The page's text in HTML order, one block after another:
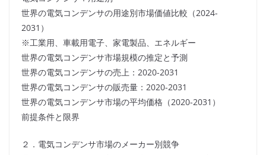
世界の電気コンデンサの用途別市場価値比較（2024-
2031）
※工業用、車載用電子、家電製品、エネルギー
世界の電気コンデンサ市場規模の推定と予測
世界の電気コンデンサの売上：2020-2031
世界の電気コンデンサの販売量：2020-2031
世界の電気コンデンサ市場の平均価格（2020-2031）
前提条件と限界
２．電気コンデンサ市場のメーカー別競争